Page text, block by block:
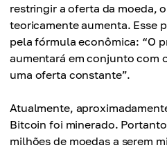
restringir a oferta da moeda,
teoricamente aumenta. Esse
pela fórmula econômica: “O
aumentará em conjunto com
uma oferta constante”.
Atualmente,
Bitcoin foi minerado.
milhões de moedas a serem